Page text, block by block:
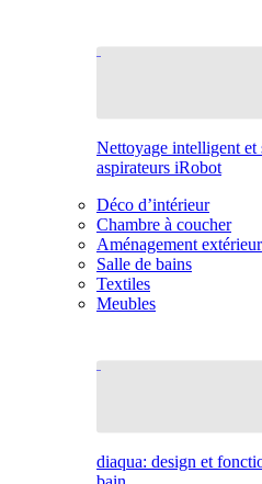
Nettoyage intelligent
aspirateurs iRobot
Déco d’intérieur
Chambre à coucher
Aménagement extérieur
Salle de bains
Textiles
Meubles
diaqua: design et